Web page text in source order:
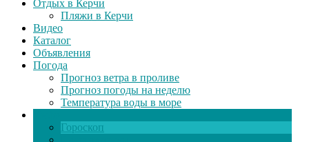
Отдых в Керчи
Пляжи в Керчи
Видео
Каталог
Объявления
Погода
Прогноз ветра в проливе
Прогноз погоды на неделю
Температура воды в море
Гороскоп